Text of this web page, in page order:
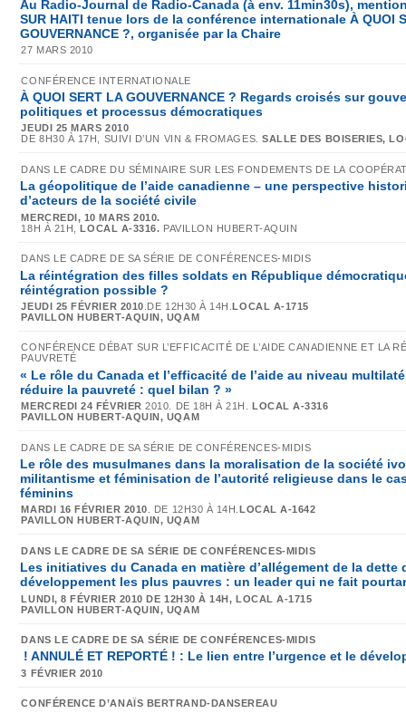
Au Radio-Journal de Radio-Canada (à env. 11min30s),
SUR HAITI tenue lors de la conférence internationale À QUOI
GOUVERNANCE ?, organisée par la Chaire
27 MARS 2010
CONFÉRENCE INTERNATIONALE
À QUOI SERT LA GOUVERNANCE ? Regards croisés sur
politiques et processus démocratiques
JEUDI 25 MARS 2010
DE 8H30 À 17H, SUIVI D’UN VIN & FROMAGES. SALLE DES BOISERIES,
DANS LE CADRE DU SÉMINAIRE SUR LES FONDEMENTS DE LA
La géopolitique de l’aide canadienne – une perspective
d’acteurs de la société civile
MERCREDI, 10 MARS 2010.
18H À 21H,LOCAL A-3316. PAVILLON HUBERT-AQUIN
DANS LE CADRE DE SA SÉRIE DE CONFÉRENCES-MIDIS
La réintégration des filles soldats en République
réintégration possible ?
JEUDI 25 FÉVRIER 2010 .DE 12H30 À 14H.LOCAL A-1715
PAVILLON HUBERT-AQUIN, UQAM
CONFÉRENCE DÉBAT SUR L’EFFICACITÉ DE L’AIDE CANADIENNE ET LA
PAUVRETÉ
« Le rôle du Canada et l’efficacité de l’aide au niveau
réduire la pauvreté : quel bilan ? »
MERCREDI 24 FÉVRIER 2010. DE 18H À 21H.
LOCAL A-3316
PAVILLON HUBERT-AQUIN, UQAM
DANS LE CADRE DE SA SÉRIE DE CONFÉRENCES-MIDIS
Le rôle des musulmanes dans la moralisation de la société
militantisme et féminisation de l’autorité religieuse dans le
féminins
MARDI 16 FÉVRIER 2010 . DE 12H30 À 14H.
LOCAL A-1642
PAVILLON HUBERT-AQUIN, UQAM
DANS LE CADRE DE SA SÉRIE DE CONFÉRENCES-MIDIS
Les initiatives du Canada en matière d’allégement de la dette
développement les plus pauvres : un leader qui ne fait
LUNDI, 8 FÉVRIER 2010 DE 12H30 À 14H, LOCAL A-1715
PAVILLON HUBERT-AQUIN, UQAM
DANS LE CADRE DE SA SÉRIE DE CONFÉRENCES-MIDIS
! ANNULÉ ET REPORTÉ ! : Le lien entre l’urgence et le
3 FÉVRIER 2010
CONFÉRENCE D’ANAÏS BERTRAND-DANSEREAU